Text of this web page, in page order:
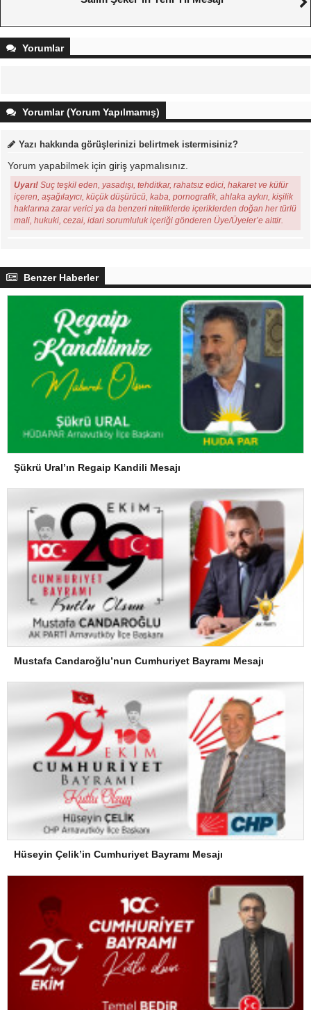
Yorumlar
Yorumlar (Yorum Yapılmamış)
Yazı hakkında görüşlerinizi belirtmek istermisiniz?
Yorum yapabilmek için giriş yapmalısınız.
Uyarı! Suç teşkil eden, yasadışı, tehditkar, rahatsız edici, hakaret ve küfür
içeren, aşağılayıcı, küçük düşürücü, kaba, pornografik, ahlaka aykırı, kişilik
haklarına zarar verici ya da benzeri niteliklerde içeriklerden doğan her türlü
mali, hukuki, cezai, idari sorumluluk içeriği gönderen Üye/Üyeler’e aittir.
Benzer Haberler
Şükrü Ural’ın Regaip Kandili Mesajı
Mustafa Candaroğlu’nun Cumhuriyet Bayramı Mesajı
Hüseyin Çelik’in Cumhuriyet Bayramı Mesajı